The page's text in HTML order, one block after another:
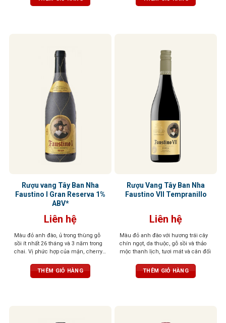
Rượu vang Tây Ban Nha
Faustino I Gran Reserva 1%
ABV*
Liên hệ
Màu đỏ anh đào, ủ trong thùng gỗ
sồi ít nhất 26 tháng và 3 năm trong
chai. Vị phức hợp của mận, cherry,
hậu vị sâu lắngTHÊM GIỎ HÀNG
Rượu Vang Tây Ban Nha
Faustino VII Tempranillo
Liên hệ
Màu đỏ anh đào với hương trái cây
chín ngọt, da thuộc, gỗ sồi và thảo
mộc thanh lịch, tươi mát và cân đối
THÊM GIỎ HÀNG